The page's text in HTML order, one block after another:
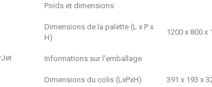
Poids et dimensions
Dimensions de la palette (L x P x
H)
1200 x 800 x
Informations sur l'emballage
Dimensions du colis (LxPxH) 391 x 193 x